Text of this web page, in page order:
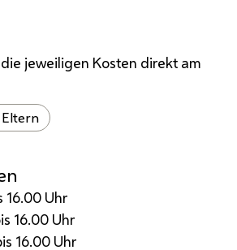
jeweiligen Kosten direkt am
Uhr
16.00 Uhr
16.00 Uhr